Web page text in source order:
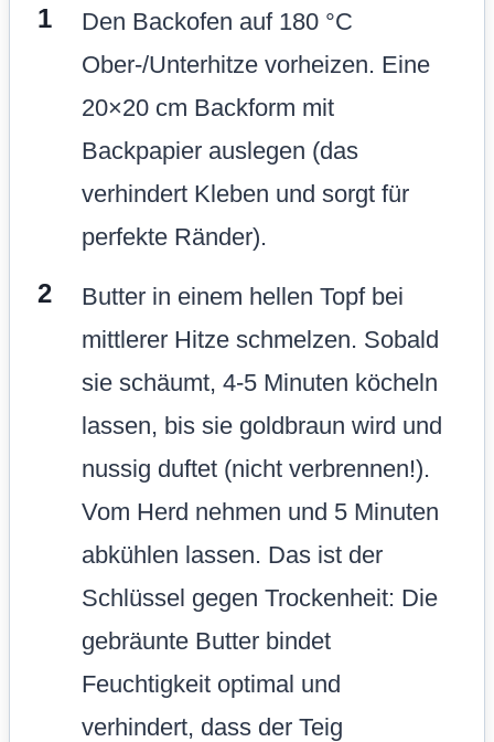
lassen, bis sie goldbraun wird und
nussig duftet (nicht verbrennen!).
Vom Herd nehmen und 5 Minuten
abkühlen lassen. Das ist der
Schlüssel gegen Trockenheit: Die
gebräunte Butter bindet
Gebräunte Butter mit braunem
Zucker in einer Schüssel 2 Minuten
cremig rühren (nicht zu lange
schlagen, damit der Teig nicht zäh
wird). Eier und Vanille
nacheinander unterrühren, bis
glatt.